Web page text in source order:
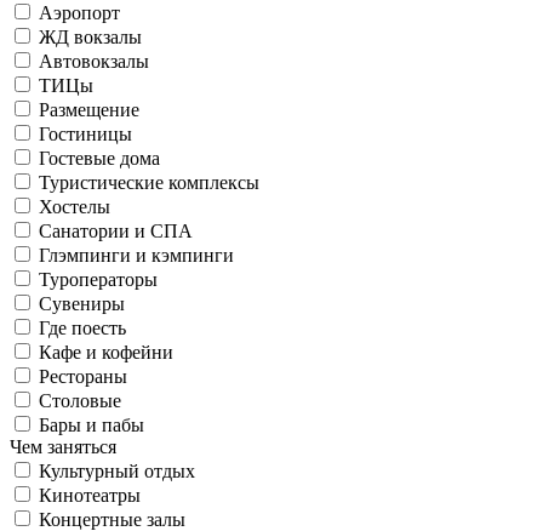
Аэропорт
ЖД вокзалы
Автовокзалы
ТИЦы
Размещение
Гостиницы
Гостевые дома
Туристические комплексы
Хостелы
Санатории и СПА
Глэмпинги и кэмпинги
Туроператоры
Сувениры
Где поесть
Кафе и кофейни
Рестораны
Столовые
Бары и пабы
Чем заняться
Культурный отдых
Кинотеатры
Концертные залы